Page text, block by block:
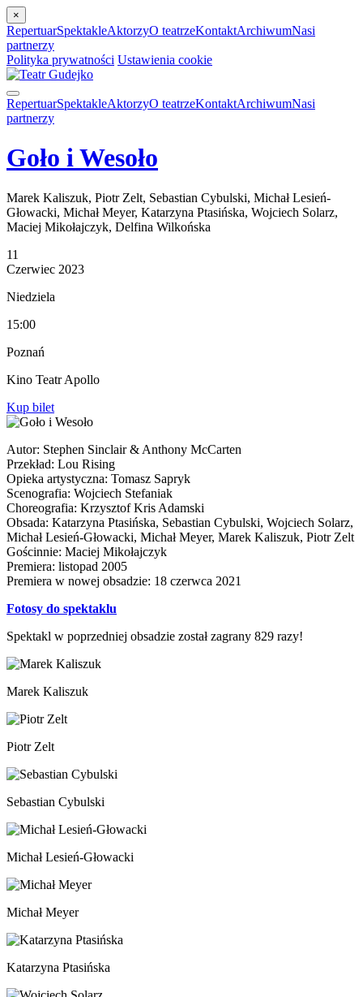
×
RepertuarSpektakleAktorzyO teatrzeKontaktArchiwumNasi
partnerzy
Polityka prywatności Ustawienia cookie
RepertuarSpektakleAktorzyO teatrzeKontaktArchiwumNasi
partnerzy
Goło i Wesoło
Marek Kaliszuk, Piotr Zelt, Sebastian Cybulski, Michał Lesień-
Głowacki, Michał Meyer, Katarzyna Ptasińska, Wojciech Solarz,
Maciej Mikołajczyk, Delfina Wilkońska
11
Czerwiec 2023
Niedziela
15:00
Poznań
Kino Teatr Apollo
Kup bilet
Autor: Stephen Sinclair & Anthony McCarten
Przekład: Lou Rising
Opieka artystyczna: Tomasz Sapryk
Scenografia: Wojciech Stefaniak
Choreografia: Krzysztof Kris Adamski
Obsada: Katarzyna Ptasińska, Sebastian Cybulski, Wojciech Solarz,
Michał Lesień-Głowacki, Michał Meyer, Marek Kaliszuk, Piotr Zelt
Gościnnie: Maciej Mikołajczyk
Premiera: listopad 2005
Premiera w nowej obsadzie: 18 czerwca 2021
Fotosy do spektaklu
Spektakl w poprzedniej obsadzie został zagrany 829 razy!
Marek Kaliszuk
Piotr Zelt
Sebastian Cybulski
Michał Lesień-Głowacki
Michał Meyer
Katarzyna Ptasińska